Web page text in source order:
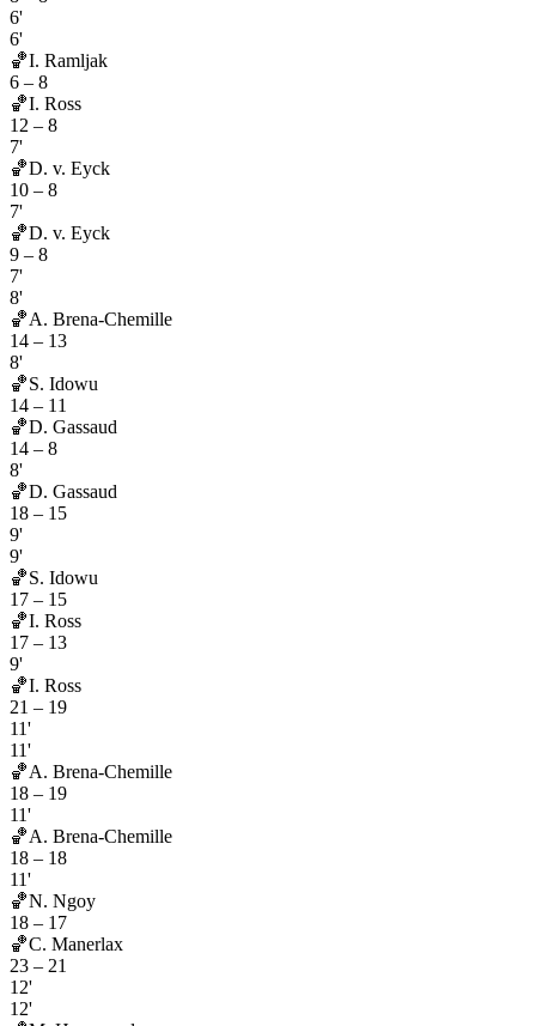
6'
6'
🏀I. Ramljak
6 – 8
🏀I. Ross
12 – 8
7'
🏀D. v. Eyck
10 – 8
7'
🏀D. v. Eyck
9 – 8
7'
8'
🏀A. Brena-Chemille
14 – 13
8'
🏀S. Idowu
14 – 11
🏀D. Gassaud
14 – 8
8'
🏀D. Gassaud
18 – 15
9'
9'
🏀S. Idowu
17 – 15
🏀I. Ross
17 – 13
9'
🏀I. Ross
21 – 19
11'
11'
🏀A. Brena-Chemille
18 – 19
11'
🏀A. Brena-Chemille
18 – 18
11'
🏀N. Ngoy
18 – 17
🏀C. Manerlax
23 – 21
12'
12'